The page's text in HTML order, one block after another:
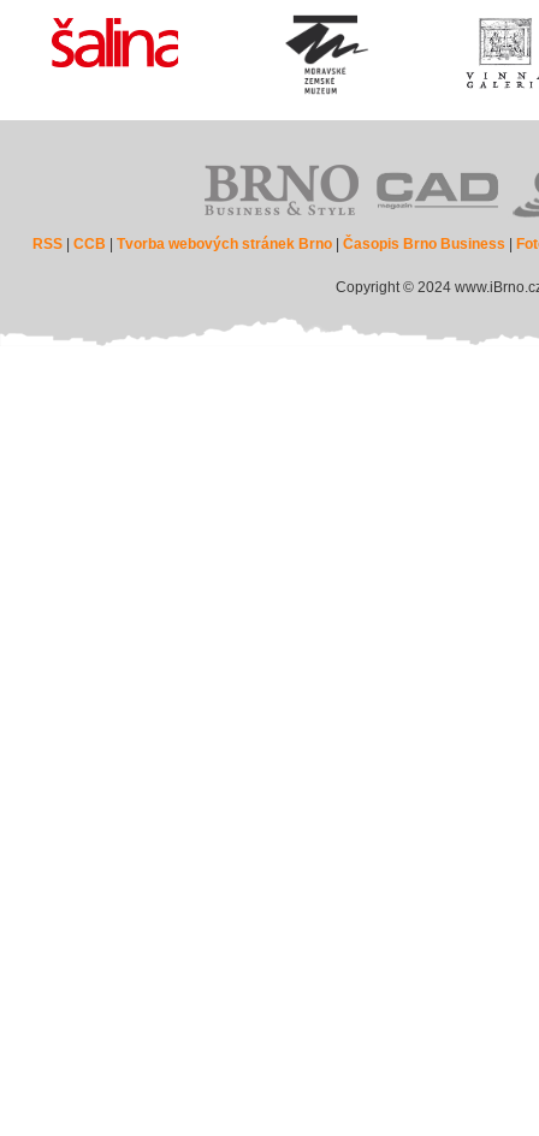
RSS |CCB |Tvorba webových stránek Brno |Časopis Brno Business
Copyright © 2024